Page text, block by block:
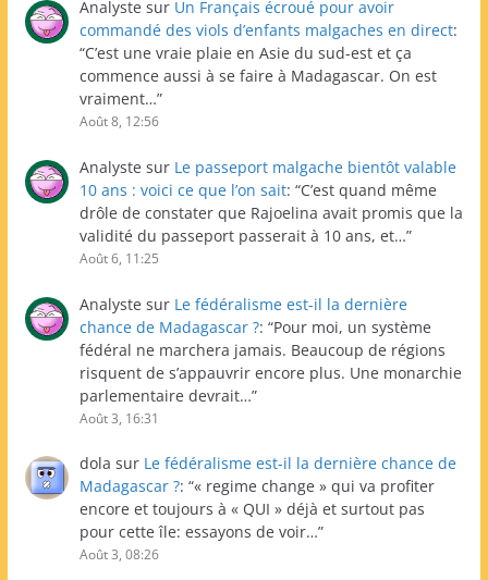
Analyste sur Un Français écroué pour avoir
commandé des viols d’enfants malgaches en direct:
“C’est une vraie plaie en Asie du sud-est et ça
commence aussi à se faire à Madagascar. On est
vraiment…”
Août 8, 12:56
Analyste sur Le passeport malgache bientôt valable
10 ans : voici ce que l’on sait: “C’est quand même
drôle de constater que Rajoelina avait promis que la
validité du passeport passerait à 10 ans, et…”
Août 6, 11:25
Analyste sur Le fédéralisme est-il la dernière
chance de Madagascar ?: “Pour moi, un système
fédéral ne marchera jamais. Beaucoup de régions
risquent de s’appauvrir encore plus. Une monarchie
parlementaire devrait…”
Août 3, 16:31
dola sur Le fédéralisme est-il la dernière chance de
Madagascar ?: “« regime change » qui va profiter
encore et toujours à « QUI » déjà et surtout pas
pour cette île: essayons de voir…”
Août 3, 08:26